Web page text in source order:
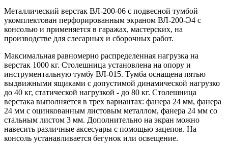
Металлический верстак ВЛ-200-06 с подвесной тумбой
укомплектован перфорированным экраном ВЛ-200-Э4 с
консолью и применяется в гаражах, мастерских, на
производстве для слесарных и сборочных работ.
Максимальная равномерно распределенная нагрузка на
верстак 1000 кг. Столешница установлена на опору и
инструментальную тумбу ВЛ-015. Тумба оснащена пятью
выдвижными ящиками с допустимой динамической нагрузко
до 40 кг, статической нагрузкой - до 80 кг. Столешница
верстака выполняется в трех вариантах: фанера 24 мм, фанера
24 мм с оцинкованным листовым металлом, фанера 24 мм со
стальным листом 3 мм. Дополнительно на экран можно
навесить различные аксесуары с помощью зацепов. На
консоль устанавливается бегунок или освещение.